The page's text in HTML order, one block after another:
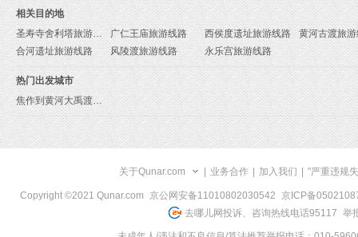
相关目的地
圣寿寺舍利塔旅游线路
广仁王庙旅游线路 西侯度遗址旅游线路
黄河古渡旅
合河遗址旅游线路
风陵渡旅游线路 永乐宫旅游线路
热门出发城市
焦作到黄河大禹渡旅游报价
关于Qunar.com 业务合作 加入我们 "严重违规
Copyright ©2021 Qunar.com 京公网安备11010802030542
京ICP备
去哪儿网投诉、咨询热线电话95117 举